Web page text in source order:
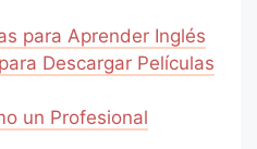
para Aprender Inglés
Descargar Películas
un Profesional